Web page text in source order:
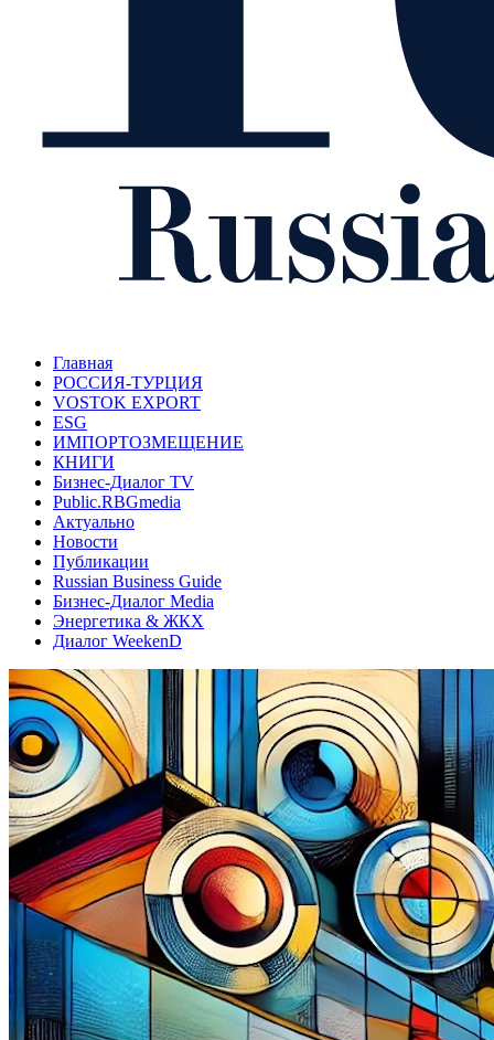
Главная
РОССИЯ-ТУРЦИЯ
VOSTOK EXPORT
ESG
ИМПОРТОЗМЕЩЕНИЕ
КНИГИ
Бизнес-Диалог TV
Public.RBGmedia
Актуально
Новости
Публикации
Russian Business Guide
Бизнес-Диалог Media
Энергетика & ЖКХ
Диалог WeekenD